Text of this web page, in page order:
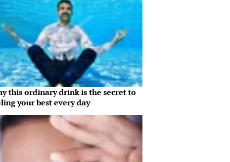
this ordinary drink is the secret to
your best every day